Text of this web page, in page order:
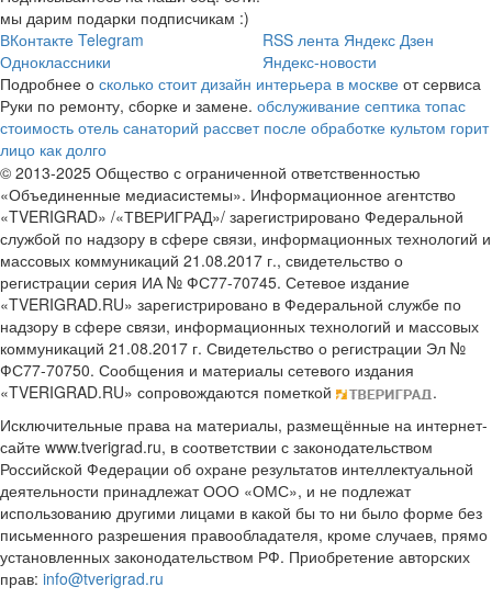
мы дарим подарки подписчикам :)
ВКонтакте Telegram
Одноклассники
RSS лента Яндекс Дзен
Яндекс-новости
Подробнее о сколько стоит дизайн интерьера в москве от сервиса
Руки по ремонту, сборке и замене. обслуживание септика топас
стоимость отель санаторий рассвет после обработке культом горит
лицо как долго
© 2013-2025 Общество с ограниченной ответственностью
«Объединенные медиасистемы». Информационное агентство
«TVERIGRAD» /«ТВЕРИГРАД»/ зарегистрировано Федеральной
службой по надзору в сфере связи, информационных технологий и
массовых коммуникаций 21.08.2017 г., свидетельство о
регистрации серия ИА № ФС77-70745. Сетевое издание
«TVERIGRAD.RU» зарегистрировано в Федеральной службе по
надзору в сфере связи, информационных технологий и массовых
коммуникаций 21.08.2017 г. Свидетельство о регистрации Эл №
ФС77-70750. Сообщения и материалы сетевого издания
«TVERIGRAD.RU» сопровождаются пометкой
.
Исключительные права на материалы, размещённые на интернет-
сайте www.tverigrad.ru, в соответствии с законодательством
Российской Федерации об охране результатов интеллектуальной
деятельности принадлежат ООО «ОМС», и не подлежат
использованию другими лицами в какой бы то ни было форме без
письменного разрешения правообладателя, кроме случаев, прямо
установленных законодательством РФ. Приобретение авторских
прав: info@tverigrad.ru